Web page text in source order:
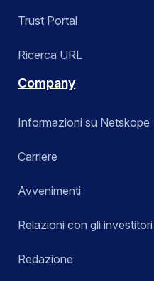
Trust Portal
Ricerca URL
Company
Informazioni su Netskope
Carriere
Avvenimenti
Relazioni con gli investitori
Redazione